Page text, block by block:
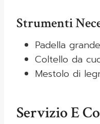
Strumenti
Padella grande
Coltello da
Mestolo di
Servizio E